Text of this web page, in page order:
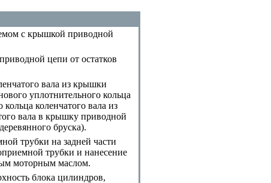
с крышкой приводной
цепи от остатков
вала из крышки
уплотнительного кольца
коленчатого вала из
вала в крышку приводной
бруска).
трубки на задней части
трубки и нанесение
моторным маслом.
блока цилиндров,